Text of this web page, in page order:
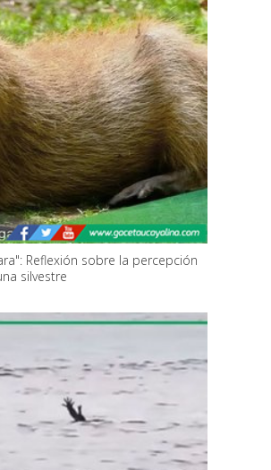
Reflexión sobre la percepción
silvestre